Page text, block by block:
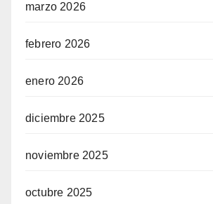
marzo 2026
febrero 2026
enero 2026
diciembre 2025
noviembre 2025
octubre 2025